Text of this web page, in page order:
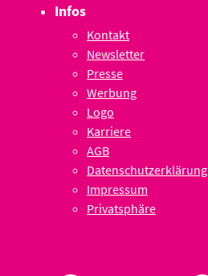
Infos
Kontakt
Newsletter
Presse
Werbung
Logo
Karriere
AGB
Datenschutzerklärung
Impressum
Privatsphäre